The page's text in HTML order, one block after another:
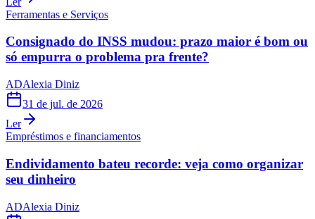
Ferramentas e Serviços
Consignado do INSS mudou: prazo maior é bom ou
só empurra o problema pra frente?
ADAlexia Diniz
31 de jul. de 2026
Ler
Empréstimos e financiamentos
Endividamento bateu recorde: veja como organizar
seu dinheiro
ADAlexia Diniz